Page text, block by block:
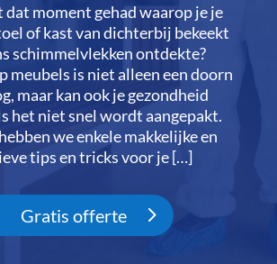
dat moment gehad waarop je je
of kast van dichterbij bekeekt
schimmelvlekken ontdekte?
meubels is niet alleen een doorn
maar kan ook je gezondheid
het niet snel wordt aangepakt.​
we enkele makkelijke en
tips en tricks voor je […]
Gratis offerte